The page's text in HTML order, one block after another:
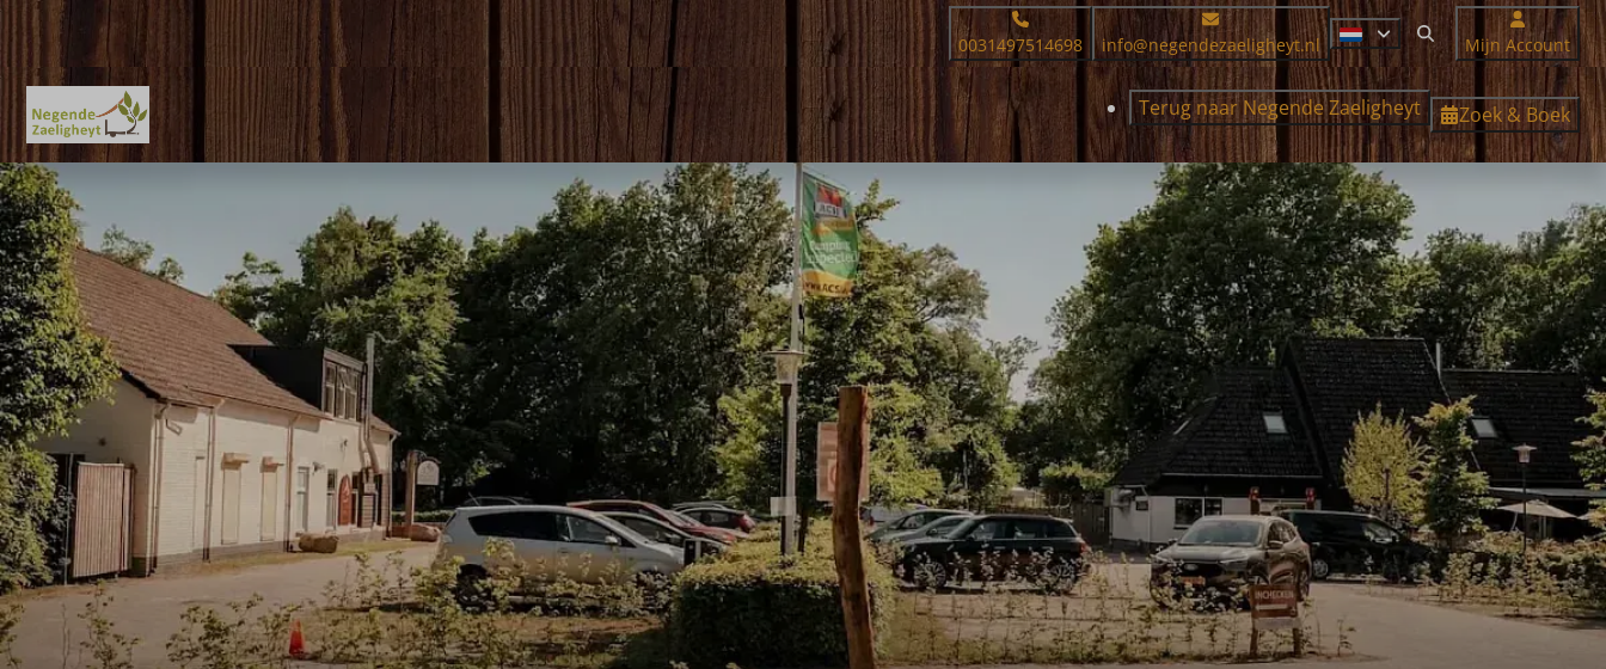
0031497514698 info@negendezaeligheyt.nl Mijn Account
Terug naar Negende Zaeligheyt Zoek & Boek